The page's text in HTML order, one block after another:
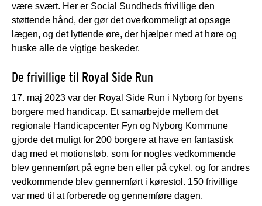
være svært. Her er Social Sundheds frivillige den
støttende hånd, der gør det overkommeligt at opsøge
lægen, og det lyttende øre, der hjælper med at høre og
huske alle de vigtige beskeder.
De frivillige til Royal Side Run
17. maj 2023 var der Royal Side Run i Nyborg for byens
borgere med handicap. Et samarbejde mellem det
regionale Handicapcenter Fyn og Nyborg Kommune
gjorde det muligt for 200 borgere at have en fantastisk
dag med et motionsløb, som for nogles vedkommende
blev gennemført på egne ben eller på cykel, og for andres
vedkommende blev gennemført i kørestol. 150 frivillige
var med til at forberede og gennemføre dagen.